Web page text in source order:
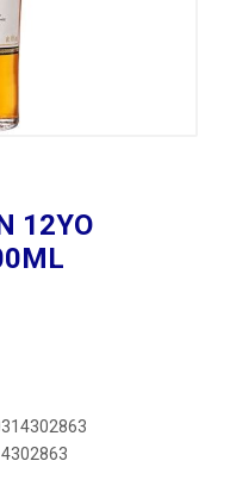
12YO